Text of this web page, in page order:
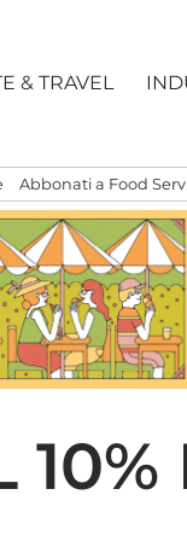
& TRAVEL
Abbonati a Food